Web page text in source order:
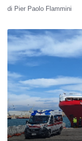
di Pier Paolo Flammini